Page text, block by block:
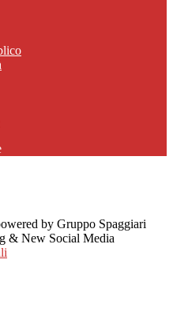
by Gruppo Spaggiari
& New Social Media